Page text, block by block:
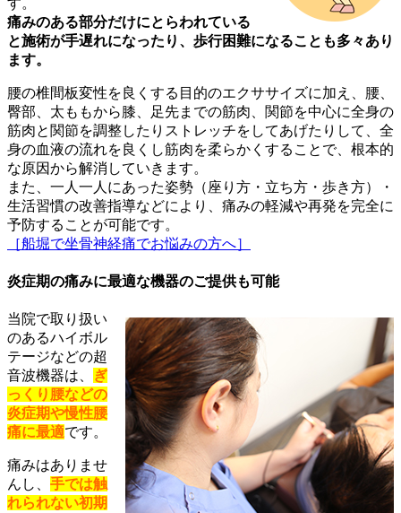
す。
痛みのある部分だけにとらわれている
と施術が手遅れになったり、歩行困難になることも多々あり
ます。
腰の椎間板変性を良くする目的のエクササイズに加え、腰、
臀部、太ももから膝、足先までの筋肉、関節を中心に全身の
筋肉と関節を調整したりストレッチをしてあげたりして、全
身の血液の流れを良くし筋肉を柔らかくすることで、根本的
な原因から解消していきます。
また、一人一人にあった姿勢（座り方・立ち方・歩き方）・
生活習慣の改善指導などにより、痛みの軽減や再発を完全に
予防することが可能です。
［船堀で坐骨神経痛でお悩みの方へ］
炎症期の痛みに最適な機器のご提供も可能
当院で取り扱い
のあるハイボル
テージなどの超
音波機器は、
ぎ
っくり腰などの
炎症期や慢性腰
痛に最適です。
痛みはありませ
んし、 手では触
れられない初期